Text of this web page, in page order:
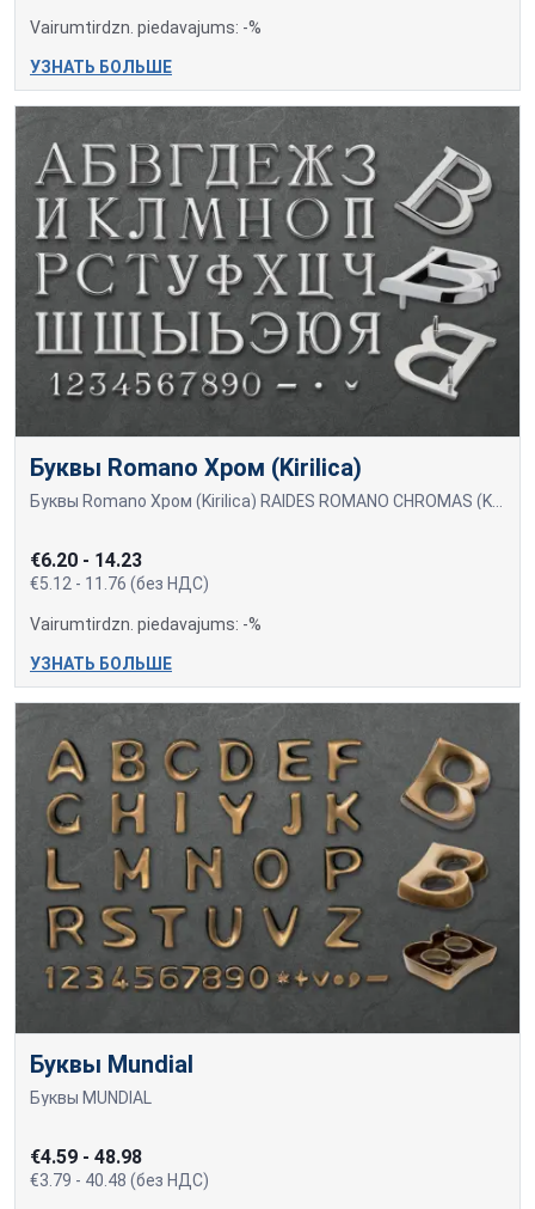
Vairumtirdzn. piedavajums: -%
УЗНАТЬ БОЛЬШЕ
Буквы Romano Хром (Kirilica)
€6.20 - 14.23
€5.12 - 11.76 (без НДС)
Vairumtirdzn. piedavajums: -%
УЗНАТЬ БОЛЬШЕ
Буквы Mundial
Буквы MUNDIAL
€4.59 - 48.98
€3.79 - 40.48 (без НДС)